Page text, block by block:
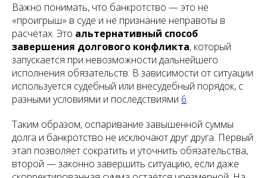
Важно понимать, что банкротство — это не
«проигрыш» в суде и не признание неправоты в
расчётах. Это альтернативный способ
завершения долгового конфликта, который
запускается при невозможности дальнейшего
исполнения обязательств. В зависимости от ситуации
используется судебный или внесудебный порядок, с
разными условиями и последствиями 6.
Таким образом, оспаривание завышенной суммы
долга и банкротство не исключают друг друга. Первый
этап позволяет сократить и уточнить обязательства,
второй — законно завершить ситуацию, если даже